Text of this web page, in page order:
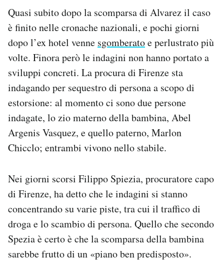
Quasi subito dopo la scomparsa di Alvarez il caso
è finito nelle cronache nazionali, e pochi giorni
dopo l’ex hotel venne sgomberatoe perlustrato più
volte. Finora però le indagini non hanno portato a
sviluppi concreti. La procura di Firenze sta
indagando per sequestro di persona a scopo di
estorsione: al momento ci sono due persone
indagate, lo zio materno della bambina, Abel
Argenis Vasquez, e quello paterno, Marlon
Chicclo; entrambi vivono nello stabile.
Nei giorni scorsi Filippo Spiezia, procuratore capo
di Firenze, ha detto che le indagini si stanno
concentrando su varie piste, tra cui il traffico di
droga e lo scambio di persona. Quello che secondo
Spezia è certo è che la scomparsa della bambina
sarebbe frutto di un «piano ben predisposto».